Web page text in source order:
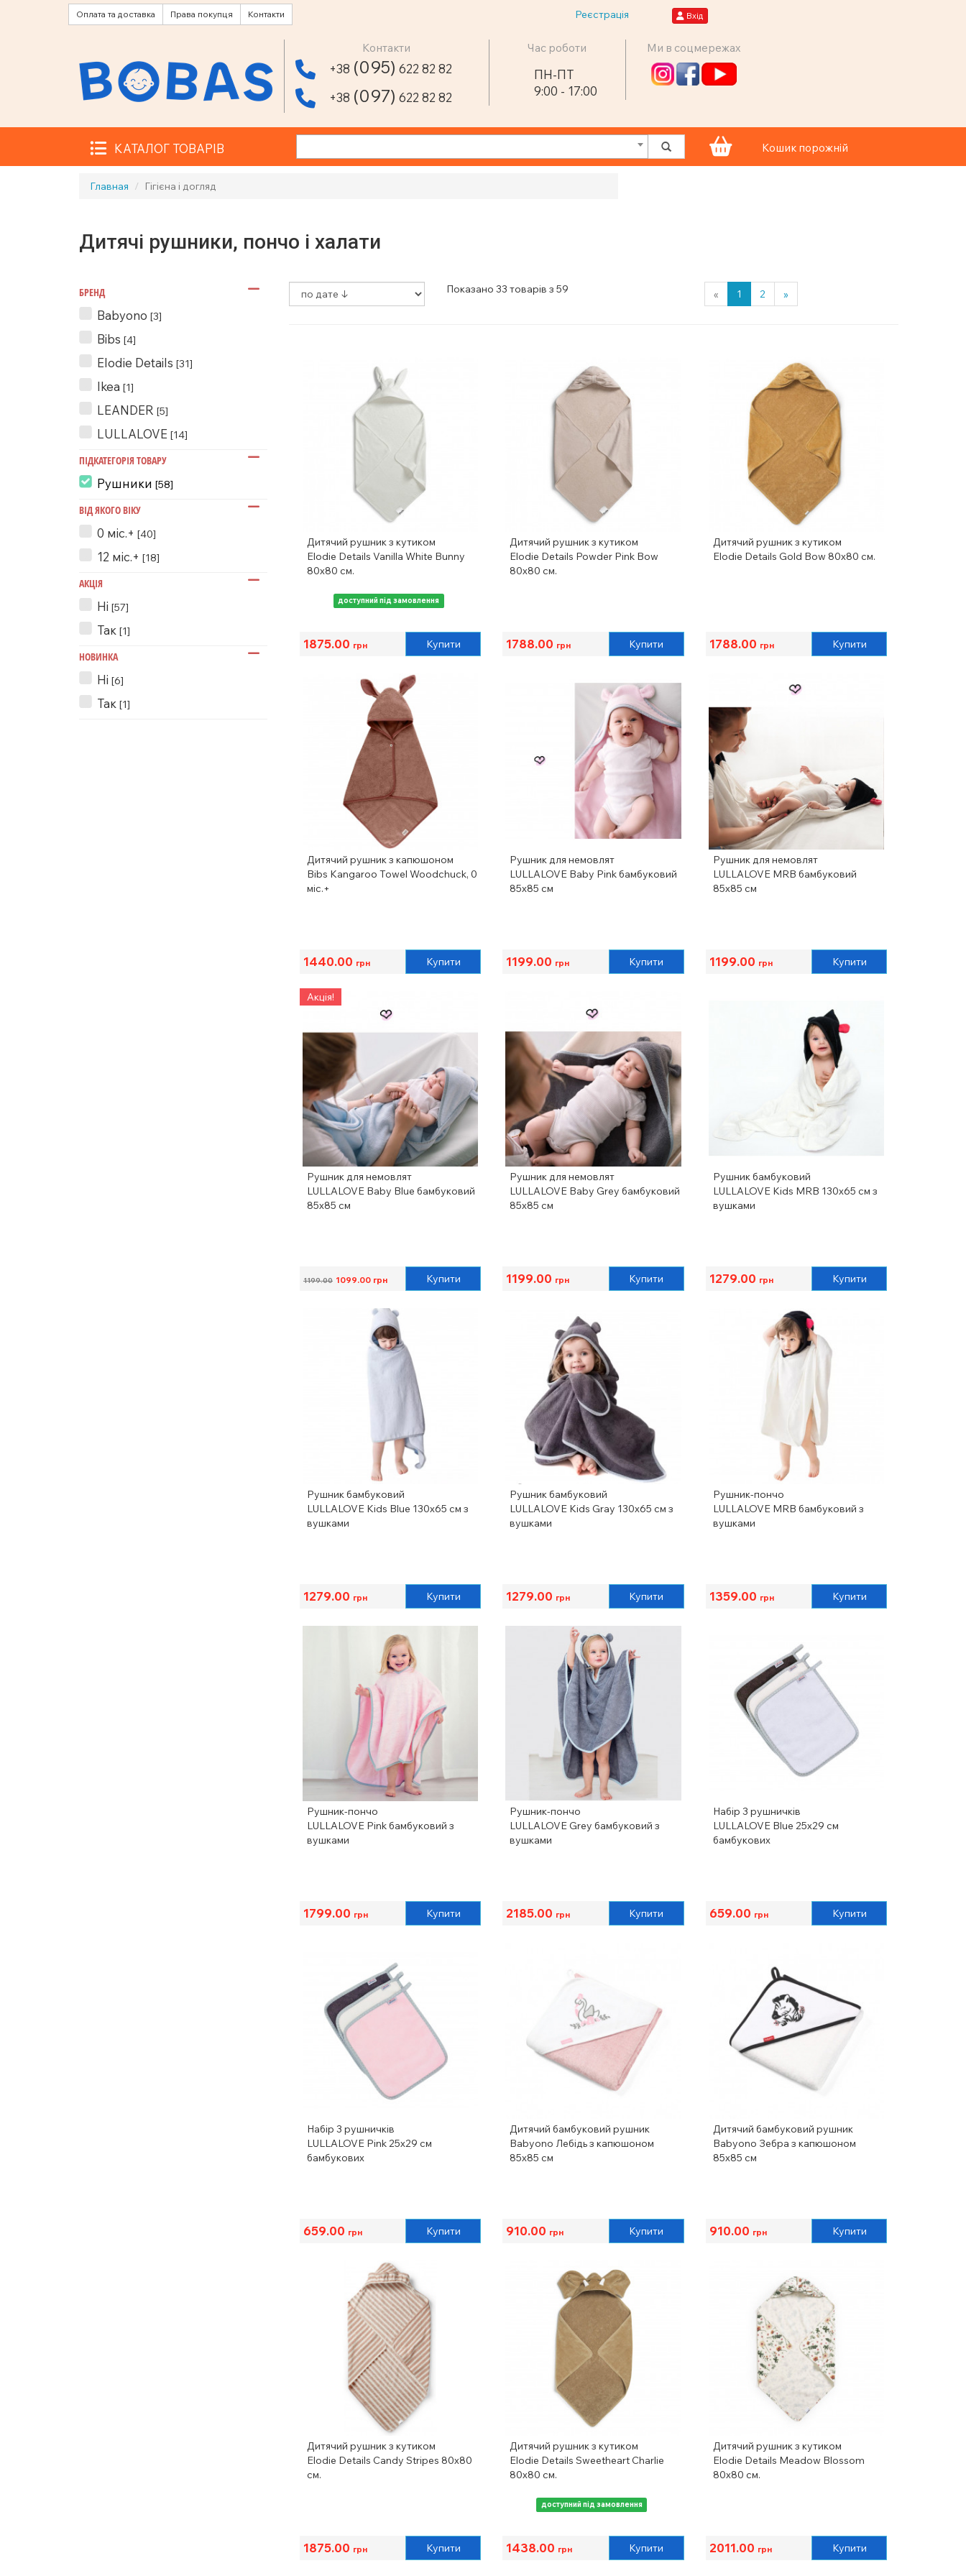
Оплата та доставка Права покупця Контакти Реєстрація Вхід
Контакти
+38 (095) 622 82 82
+38 (097) 622 82 82
Час роботи
ПН-ПТ
9:00 - 17:00
Ми в соцмережах
КАТАЛОГ ТОВАРІВ Кошик порожній
Главная Гігієна і догляд
Дитячі рушники, пончо і халати
БРЕНД
Babyono [3]
Bibs [4]
Elodie Details [31]
Ikea [1]
LEANDER [5]
LULLALOVE [14]
ПІДКАТЕГОРІЯ ТОВАРУ
Рушники [58]
ВІД ЯКОГО ВІКУ
0 міс.+ [40]
12 міс.+ [18]
АКЦІЯ
Ні [57]
Так [1]
НОВИНКА
Ні [6]
Так [1]
Показано 33 товарів з 59 « 1 2 »
Дитячий рушник з кутиком
Elodie Details Vanilla White Bunny
80х80 см.
доступний під замовлення
1875.00 грн Купити
Дитячий рушник з кутиком
Elodie Details Powder Pink Bow
80х80 см.
1788.00 грн Купити
Дитячий рушник з кутиком
Elodie Details Gold Bow 80х80 см.
1788.00 грн Купити
Дитячий рушник з капюшоном
Bibs Kangaroo Towel Woodchuck, 0
міс.+
1440.00 грн Купити
Рушник для немовлят
LULLALOVE Baby Pink бамбуковий
85х85 см
1199.00 грн Купити
Рушник для немовлят
LULLALOVE MRB бамбуковий
85х85 см
1199.00 грн Купити
Акція!
Рушник для немовлят
LULLALOVE Baby Blue бамбуковий
85х85 см
1199.00 1099.00 грн Купити
Рушник для немовлят
LULLALOVE Baby Grey бамбуковий
85х85 см
1199.00 грн Купити
Рушник бамбуковий
LULLALOVE Kids MRB 130x65 см з
вушками
1279.00 грн Купити
Рушник бамбуковий
LULLALOVE Kids Blue 130x65 см з
вушками
1279.00 грн Купити
Рушник бамбуковий
LULLALOVE Kids Gray 130x65 см з
вушками
1279.00 грн Купити
Рушник-пончо
LULLALOVE MRB бамбуковий з
вушками
1359.00 грн Купити
Рушник-пончо
LULLALOVE Pink бамбуковий з
вушками
1799.00 грн Купити
Рушник-пончо
LULLALOVE Grey бамбуковий з
вушками
2185.00 грн Купити
Набір 3 рушничків
LULLALOVE Blue 25х29 см
бамбукових
659.00 грн Купити
Набір 3 рушничків
LULLALOVE Pink 25х29 см
бамбукових
659.00 грн Купити
Дитячий бамбуковий рушник
Babyono Лебідь з капюшоном
85х85 см
910.00 грн Купити
Дитячий бамбуковий рушник
Babyono Зебра з капюшоном
85х85 см
910.00 грн Купити
Дитячий рушник з кутиком
Elodie Details Candy Stripes 80х80
см.
1875.00 грн Купити
Дитячий рушник з кутиком
Elodie Details Sweetheart Charlie
80x80 см.
доступний під замовлення
1438.00 грн Купити
Дитячий рушник з кутиком
Elodie Details Meadow Blossom
80x80 см.
2011.00 грн Купити